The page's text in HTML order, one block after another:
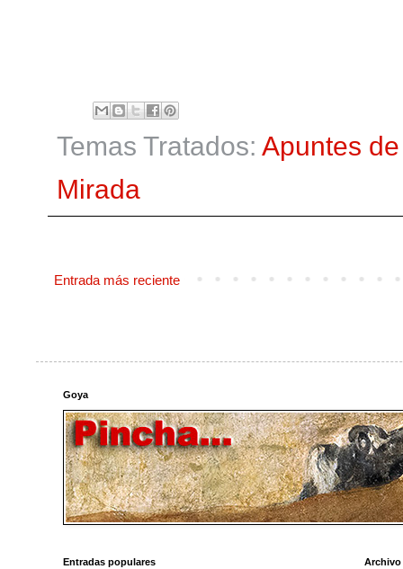
Temas Tratados: Apuntes
Mirada
Entrada más reciente
Goya
Entradas populares